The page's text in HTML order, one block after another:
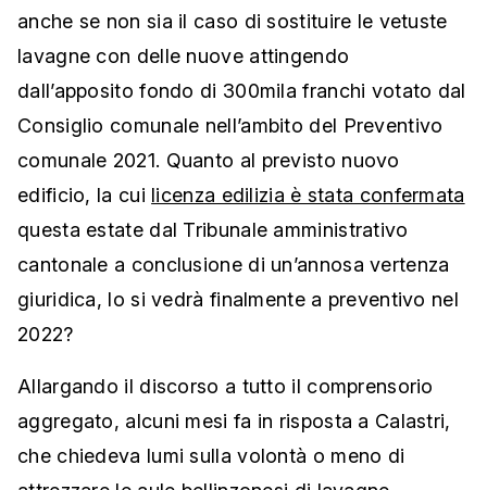
anche se non sia il caso di sostituire le vetuste
lavagne con delle nuove attingendo
dall’apposito fondo di 300mila franchi votato dal
Consiglio comunale nell’ambito del Preventivo
comunale 2021. Quanto al previsto nuovo
edificio, la cui licenza edilizia è stata confermata
questa estate dal Tribunale amministrativo
cantonale a conclusione di un’annosa vertenza
giuridica, lo si vedrà finalmente a preventivo nel
2022?
Allargando il discorso a tutto il comprensorio
aggregato, alcuni mesi fa in risposta a Calastri,
che chiedeva lumi sulla volontà o meno di